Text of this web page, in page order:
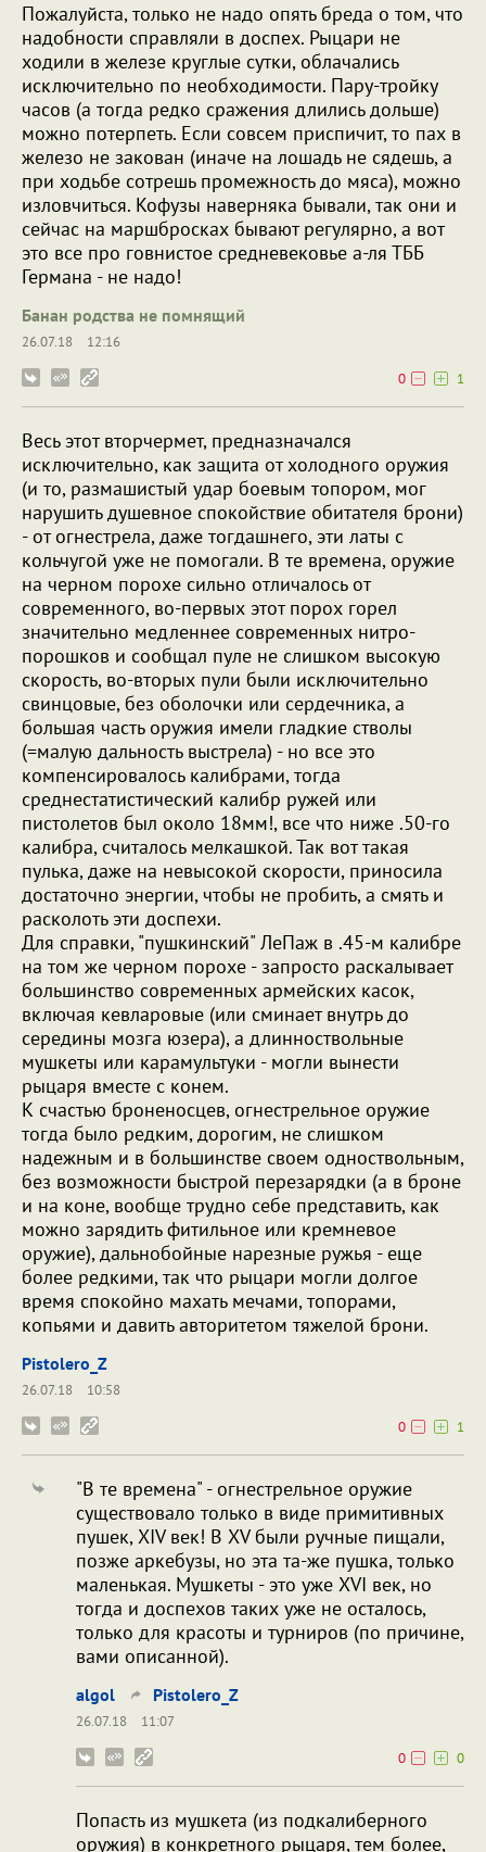
Пожалуйста, только не надо опять бреда о том, что
надобности справляли в доспех. Рыцари не
ходили в железе круглые сутки, облачались
исключительно по необходимости. Пару-тройку
часов (а тогда редко сражения длились дольше)
можно потерпеть. Если совсем приспичит, то пах в
железо не закован (иначе на лошадь не сядешь, а
при ходьбе сотрешь промежность до мяса), можно
изловчиться. Кофузы наверняка бывали, так они и
сейчас на маршбросках бывают регулярно, а вот
это все про говнистое средневековье а-ля ТББ
Германа - не надо!
Банан родства не помнящий
26.07.18
12:16
0
1
Весь этот вторчермет, предназначался
исключительно, как защита от холодного оружия
(и то, размашистый удар боевым топором, мог
нарушить душевное спокойствие обитателя брони)
- от огнестрела, даже тогдашнего, эти латы с
кольчугой уже не помогали. В те времена, оружие
на черном порохе сильно отличалось от
современного, во-первых этот порох горел
значительно медленнее современных нитро-
порошков и сообщал пуле не слишком высокую
скорость, во-вторых пули были исключительно
свинцовые, без оболочки или сердечника, а
большая часть оружия имели гладкие стволы
(=малую дальность выстрела) - но все это
компенсировалось калибрами, тогда
среднестатистический калибр ружей или
пистолетов был около 18мм!, все что ниже .50-го
калибра, считалось мелкашкой. Так вот такая
пулька, даже на невысокой скорости, приносила
достаточно энергии, чтобы не пробить, а смять и
расколоть эти доспехи.
Для справки, "пушкинский" ЛеПаж в .45-м калибре
на том же черном порохе - запросто раскалывает
большинство современных армейских касок,
включая кевларовые (или сминает внутрь до
середины мозга юзера), а длинноствольные
мушкеты или карамультуки - могли вынести
рыцаря вместе с конем.
К счастью броненосцев, огнестрельное оружие
тогда было редким, дорогим, не слишком
надежным и в большинстве своем одноствольным,
без возможности быстрой перезарядки (а в броне
и на коне, вообще трудно себе представить, как
можно зарядить фитильное или кремневое
оружие), дальнобойные нарезные ружья - еще
более редкими, так что рыцари могли долгое
время спокойно махать мечами, топорами,
копьями и давить авторитетом тяжелой брони.
Pistolero_Z
26.07.18
10:58
0
1
"В те времена" - огнестрельное оружие
существовало только в виде примитивных
пушек, XIV век! В XV были ручные пищали,
позже аркебузы, но эта та-же пушка, только
маленькая. Мушкеты - это уже XVI век, но
тогда и доспехов таких уже не осталось,
только для красоты и турниров (по причине,
вами описанной).
algol Pistolero_Z
26.07.18
11:07
0
0
Попасть из мушкета (из подкалиберного
оружия) в конкретного рыцаря, тем более,